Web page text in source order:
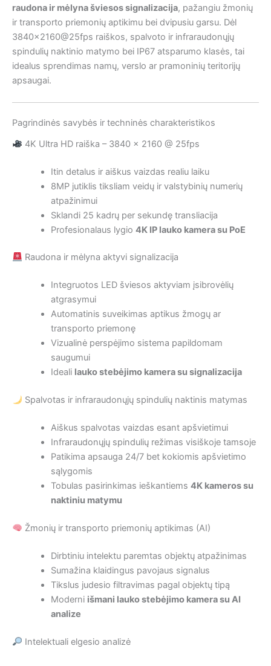
raudona ir mėlyna šviesos signalizacija, pažangiu žmonių
ir transporto priemonių aptikimu bei dvipusiu garsu. Dėl
3840×2160@25fps raiškos, spalvoto ir infraraudonųjų
spindulių naktinio matymo bei IP67 atsparumo klasės, tai
idealus sprendimas namų, verslo ar pramoninių teritorijų
apsaugai.
Pagrindinės savybės ir techninės charakteristikos
4K Ultra HD raiška – 3840 × 2160 @ 25fps
Itin detalus ir aiškus vaizdas realiu laiku
8MP jutiklis tiksliam veidų ir valstybinių numerių
atpažinimui
Sklandi 25 kadrų per sekundę transliacija
Profesionalaus lygio 4K IP lauko kamera su PoE
Raudona ir mėlyna aktyvi signalizacija
Integruotos LED šviesos aktyviam įsibrovėlių
atgrasymui
Automatinis suveikimas aptikus žmogų ar
transporto priemonę
Vizualinė perspėjimo sistema papildomam
saugumui
Ideali lauko stebėjimo kamera su signalizacija
Spalvotas ir infraraudonųjų spindulių naktinis matymas
Aiškus spalvotas vaizdas esant apšvietimui
Infraraudonųjų spindulių režimas visiškoje tamsoje
Patikima apsauga 24/7 bet kokiomis apšvietimo
sąlygomis
Tobulas pasirinkimas ieškantiems 4K kameros su
naktiniu matymu
Žmonių ir transporto priemonių aptikimas (AI)
Dirbtiniu intelektu paremtas objektų atpažinimas
Sumažina klaidingus pavojaus signalus
Tikslus judesio filtravimas pagal objektų tipą
Moderni išmani lauko stebėjimo kamera su AI
analize
Intelektuali elgesio analizė